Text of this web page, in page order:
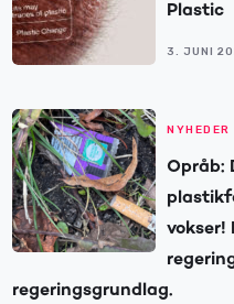
Plastic
3. JUNI
NYHEDER
Opråb:
vokser!
regeringsgrundlag.